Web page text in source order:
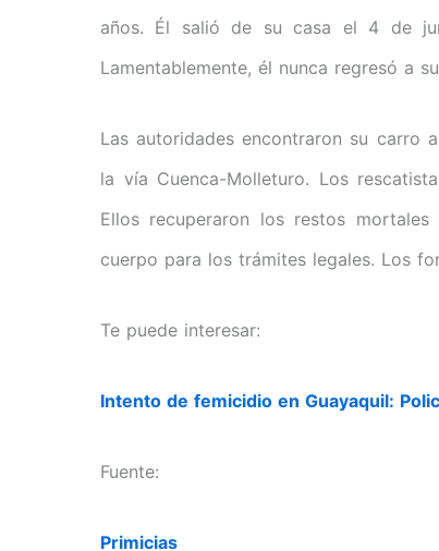
años. Él salió de su casa el 4 de
Lamentablemente, él nunca regresó a
Las autoridades encontraron su carro
la vía Cuenca-Molleturo. Los
Ellos recuperaron los restos
cuerpo para los trámites legales. Los
Te puede interesar:
Intento de femicidio en Guayaquil:
Fuente:
Primicias